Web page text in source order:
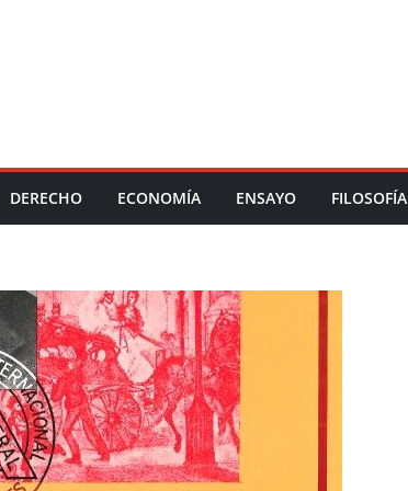
DERECHO ECONOMÍA ENSAYO FILOSOFÍA